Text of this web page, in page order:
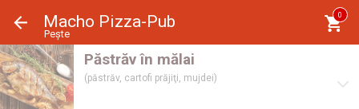
Macho Pizza-Pub
Pește
0
Păstrăv în mălai
(păstrăv, cartofi prăjiţi, mujdei)